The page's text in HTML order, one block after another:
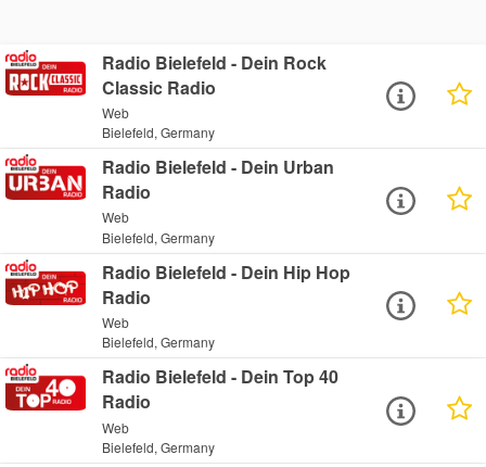
Radio Bielefeld - Dein Rock
Classic Radio
Web
Bielefeld, Germany
Radio Bielefeld - Dein Urban
Radio
Web
Bielefeld, Germany
Radio Bielefeld - Dein Hip Hop
Radio
Web
Bielefeld, Germany
Radio Bielefeld - Dein Top 40
Radio
Web
Bielefeld, Germany